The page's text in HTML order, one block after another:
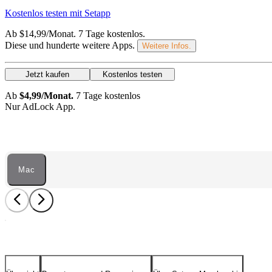
Kostenlos testen mit Setapp
Ab $14,99/Monat. 7 Tage kostenlos.
Diese und hunderte weitere Apps.
Weitere Infos.
Jetzt kaufen Kostenlos testen
Ab $4,99/Monat. 7 Tage kostenlos
Nur AdLock App.
Mac